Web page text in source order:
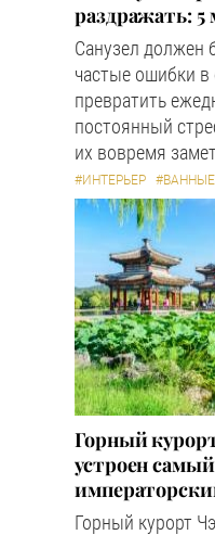
раздражать:
Санузел должен
частые ошибки в
превратить
постоянный
их вовремя
#ИНТЕРЬЕР
Горный
устроен
Горный курорт